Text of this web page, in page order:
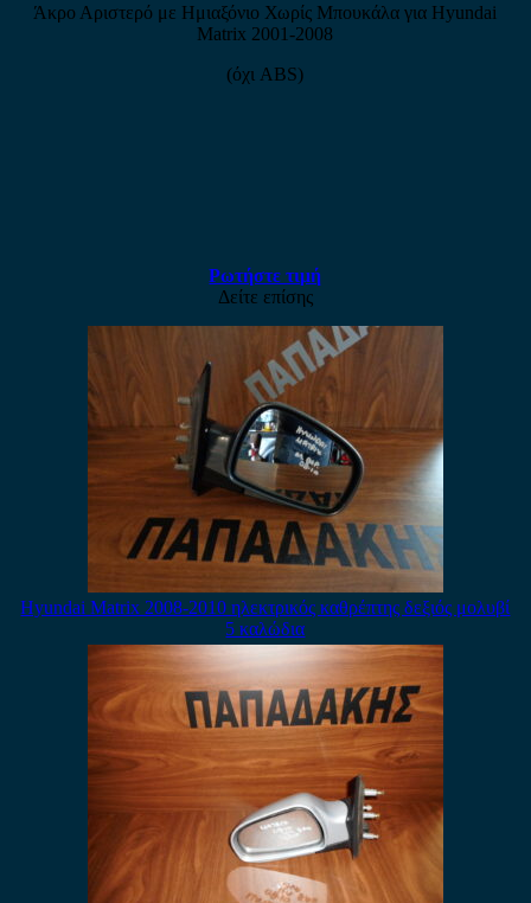
Άκρο Αριστερό με Ημιαξόνιο Χωρίς Μπουκάλα για Hyundai
Matrix 2001-2008
(όχι ABS)
Ρωτήστε τιμή
Δείτε επίσης
Hyundai Matrix 2008-2010 ηλεκτρικός καθρέπτης δεξιός μολυβί
5 καλώδια